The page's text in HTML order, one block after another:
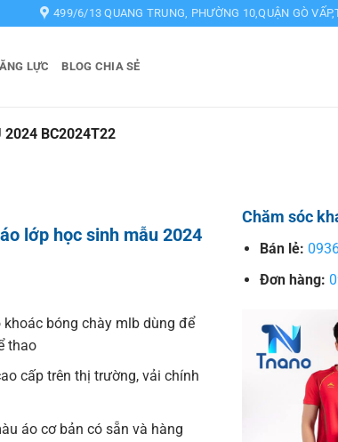
499/6/13 QUANG TRUNG, PHƯỜNG 10,QUẬN GÒ
LỰC BLOG CHIA SẺ
2024 BC2024T22
lớp học sinh mẫu 2024
khoác bóng chày mlb dùng để
thao
cấp trên thị trường, vải chính
áo cơ bản có sẵn và hàng
Chăm sóc
Bán lẻ:
Đơn hàng: